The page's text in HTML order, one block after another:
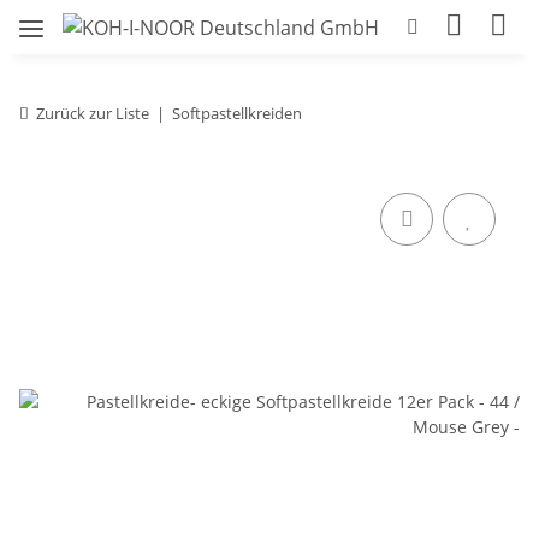
Zurück zur Liste Softpastellkreiden